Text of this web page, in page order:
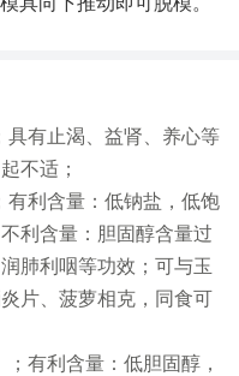
有止渴、益肾、养心等
不适；
有利含量：低钠盐，低饱
利含量：胆固醇含量过
肺利咽等功效；可与玉
片、菠萝相克，同食可
有利含量：低胆固醇，